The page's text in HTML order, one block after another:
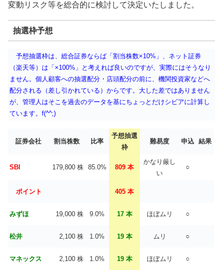
変動リスク等を総合的に検討して決定いたしました。
抽選枠予想
予想抽選枠は、総合証券ならば「割当株数×10%」、ネット証券
（楽天等）は「×100%」と考えれば良いのですが、実際にはそうなり
ません。個人顧客への抽選配分・店頭配分の前に、機関投資家などへ
配分される（差し引かれている）からです。大した差ではありません
が、管理人はそこを過去のデータを基にちょっとだけシビアに計算し
ています。f(^^;)
証券会社 割当株数 比率
予想抽選
枠
難易度 申込 結果
SBI 179,800 株 85.0% 809 本
かなり厳し
い
○
ポイント 405 本
みずほ 19,000 株 9.0% 17 本 ほぼムリ ○
松井 2,100 株 1.0% 19 本 ムリ ○
マネックス 2,100 株 1.0% 19 本 ほぼムリ ○